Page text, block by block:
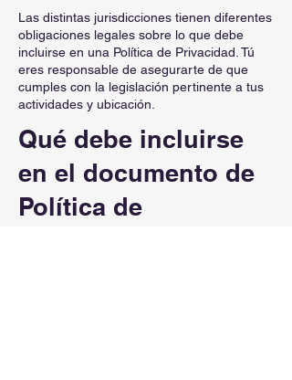
Las distintas jurisdicciones tienen diferentes
obligaciones legales sobre lo que debe
incluirse en una Política de Privacidad. Tú
eres responsable de asegurarte de que
cumples con la legislación pertinente a tus
actividades y ubicación.
Qué debe incluirse
en el documento de
Política de